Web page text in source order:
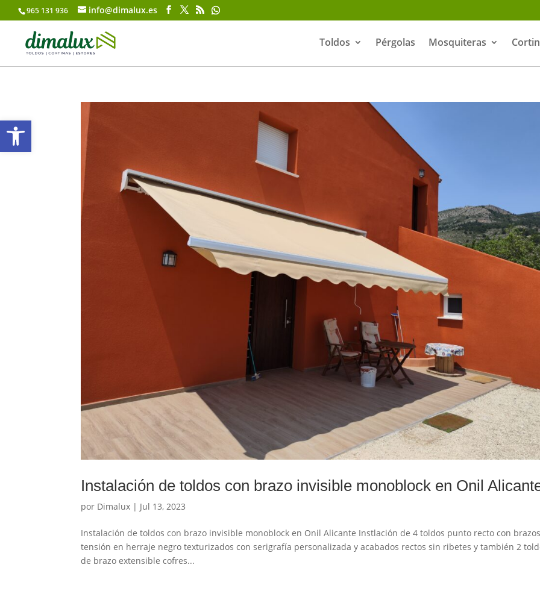
965 131 936 info@dimalux.es
Toldos Pérgolas Mosquiteras
Instalación de toldos con brazo invisible monoblock en Onil
por Dimalux | Jul 13, 2023
Instalación de toldos con brazo invisible monoblock en Onil Alicante Instlación de 4 toldos punto recto con
tensión en herraje negro texturizados con serigrafía personalizada y acabados rectos sin ribetes y también 2
de brazo extensible cofres...
Abrir barra de herramientas